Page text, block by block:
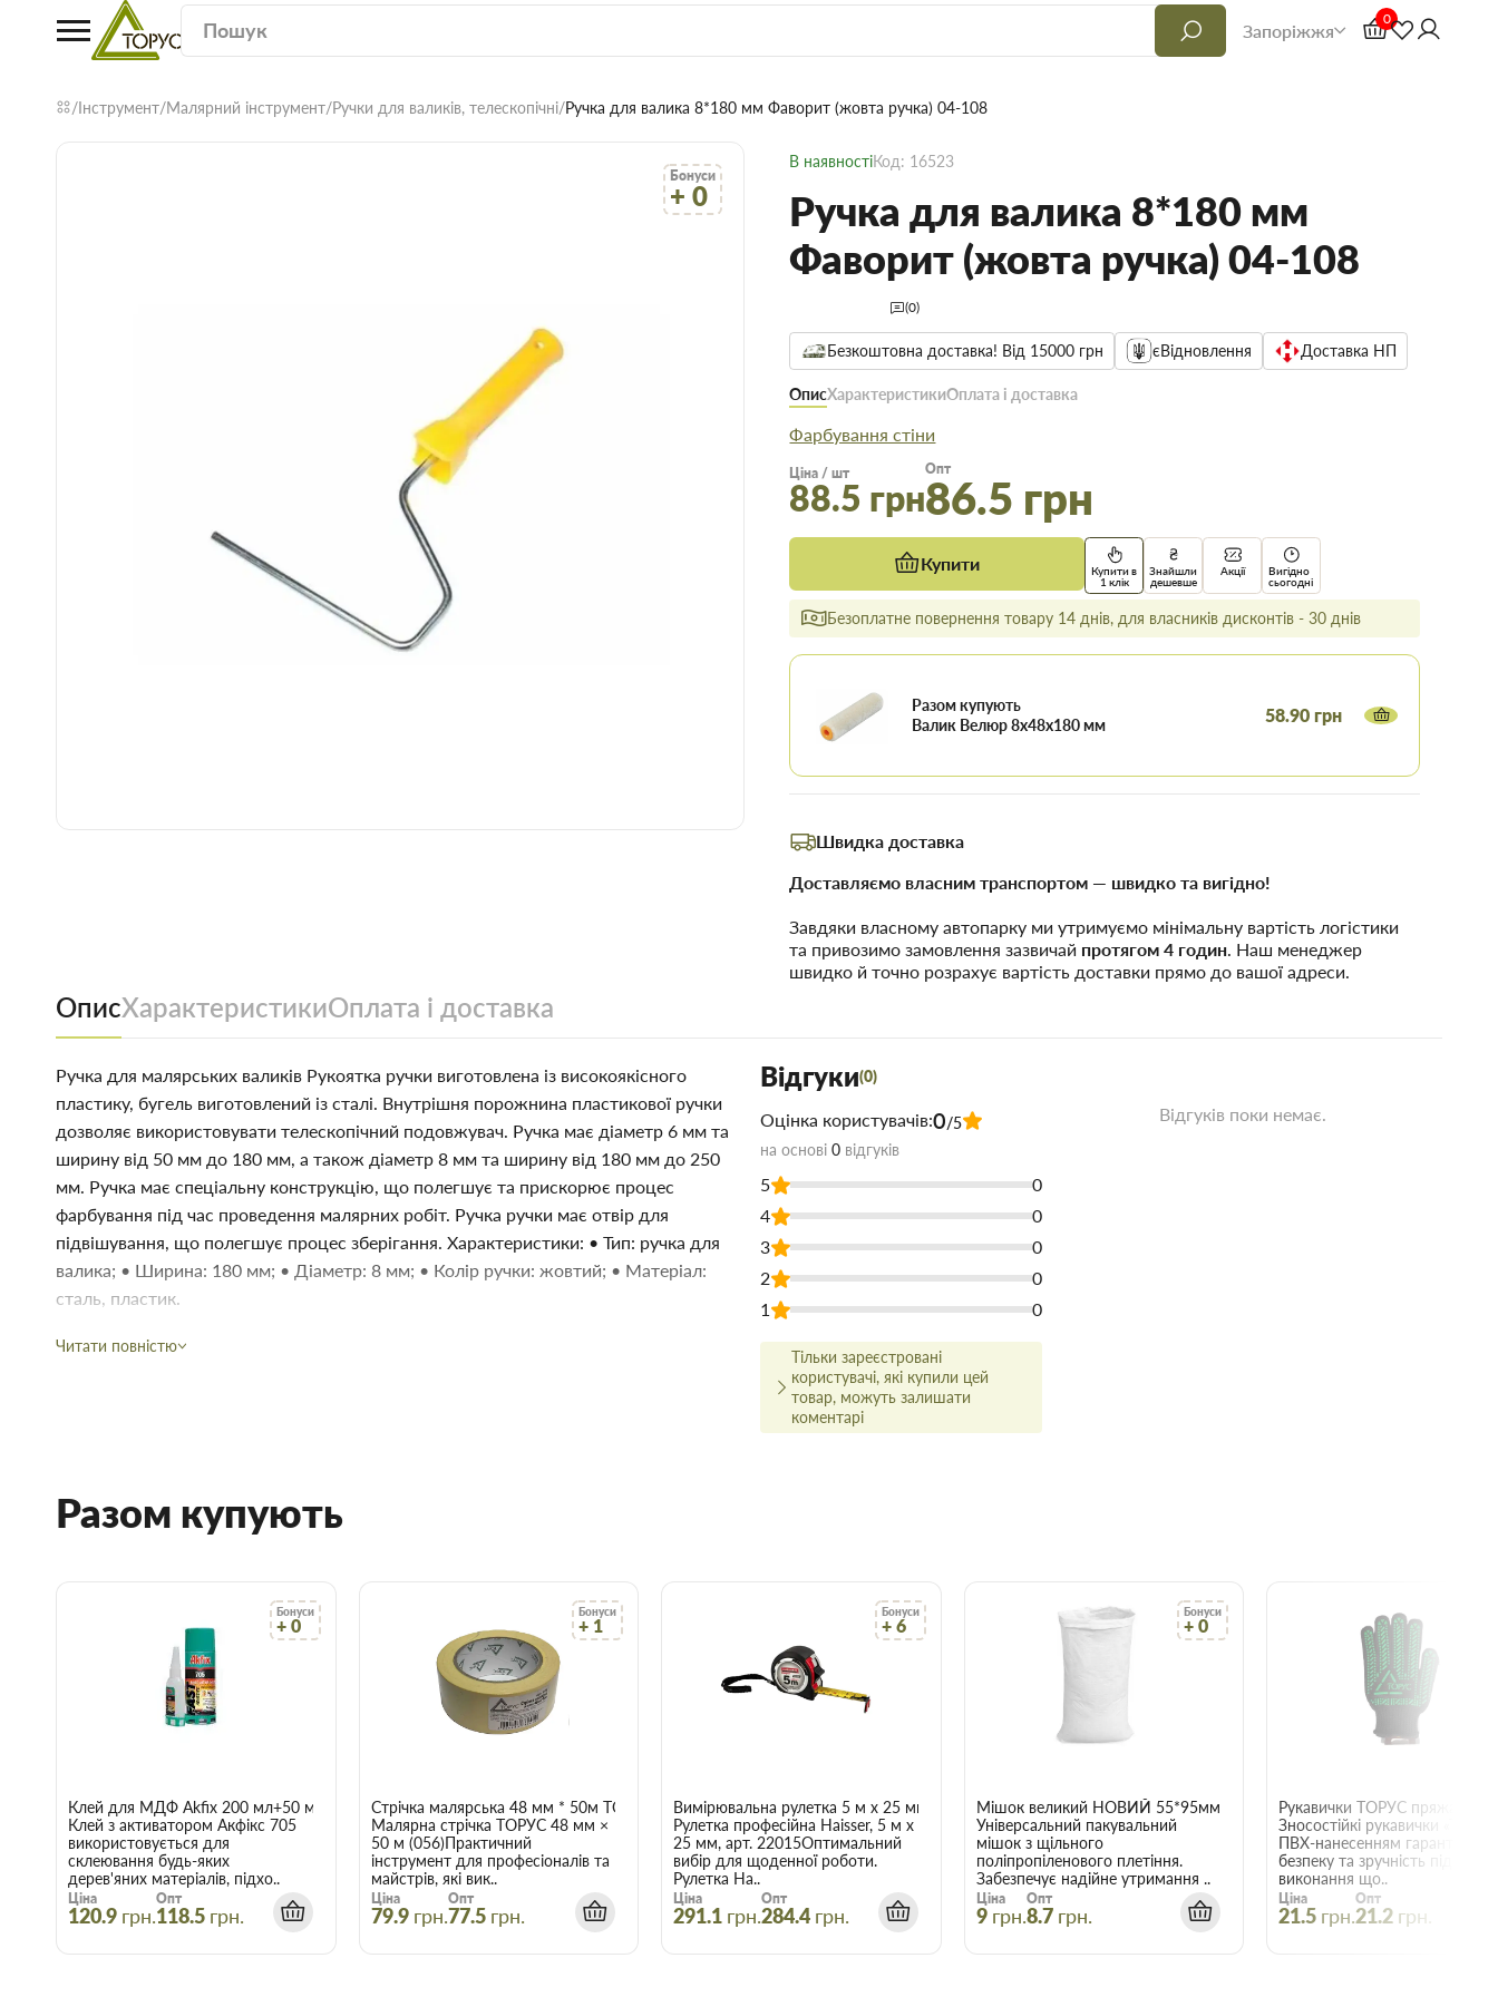
Запоріжжя
0
Інструмент Малярний інструмент Ручки для валиків, телескопічні Ручка для валика 8*180 мм Фаворит (жовта ручка) 04-108
Бонуси
+ 0
В наявностіКод: 16523
Ручка для валика 8*180 мм
Фаворит (жовта ручка) 04-108
(0)
Безкоштовна доставка! Від 15000 грн єВідновлення Доставка НП
ОписХарактеристикиОплата і доставка
Фарбування стіни
Ціна / шт
88.5 грн
Опт
86.5 грн
Купити
Купити в
1 клік
Знайшли
дешевше
Акції
Вигідно
сьогодні
Безоплатне повернення товару 14 днів, для власників дисконтів - 30 днів
Разом купують
Валик Велюр 8х48х180 мм
58.90 грн
Швидка доставка
Доставляємо власним транспортом — швидко та вигідно!
Завдяки власному автопарку ми утримуємо мінімальну вартість логістики
та привозимо замовлення зазвичай протягом 4 годин. Наш менеджер
швидко й точно розрахує вартість доставки прямо до вашої адреси.
ОписХарактеристикиОплата і доставка
Ручка для малярських валиків Рукоятка ручки виготовлена із високоякісного
пластику, бугель виготовлений із сталі. Внутрішня порожнина пластикової ручки
дозволяє використовувати телескопічний подовжувач. Ручка має діаметр 6 мм та
ширину від 50 мм до 180 мм, а також діаметр 8 мм та ширину від 180 мм до 250
мм. Ручка має спеціальну конструкцію, що полегшує та прискорює процес
фарбування під час проведення малярних робіт. Ручка ручки має отвір для
підвішування, що полегшує процес зберігання. Характеристики: • Тип: ручка для
валика; • Ширина: 180 мм; • Діаметр: 8 мм; • Колір ручки: жовтий; • Матеріал:
сталь, пластик.
Купити Ручка для валика 8*180 мм Фаворит (жовта ручка) 04-108 в Запоріжжі недорого для
цього укладаємо договори з безпосередніми виробниками.
Широкий асортимент: В наявності продукція для будівництва та ремонту в найширшому
Вчасна доставка:Доставка будівельних матеріалів та товарів відбувається вчасно і точно
за вказаною адресою.
Гнучкі знижки:Діє гнучка система знижок, варто лише враховувати, що оптова ціна в
нашому інтернет-магазині починає діяти при купівлі двох і більше товарів.
Скористайтеся послугами інтернет-магазину Торус! Це означає зберегти час, гроші та нерви
й отримати з доставкою саме ті товари та послуги, які вам потрібні.
Читати повністю
Відгуки(0)
Оцінка користувачів:0/5
на основі 0 відгуків
5
0
4
0
3
0
2
0
1
0
Тільки зареєстровані
користувачі, які купили цей
товар, можуть залишати
коментарі
Відгуків поки немає.
Разом купують
Бонуси
+ 0
Клей для МДФ Akfix 200 мл+50 мл
Клей з активатором Акфікс 705
використовується для
склеювання будь-яких
дерев'яних матеріалів, підхо..
Ціна
120.9 грн.
Опт
118.5 грн.
Бонуси
+ 1
Стрічка малярська 48 мм * 50м ТОРУС 056
Малярна стрічка ТОРУС 48 мм ×
50 м (056)Практичний
інструмент для професіоналів та
майстрів, які вик..
Ціна
79.9 грн.
Опт
77.5 грн.
Бонуси
+ 6
Вимірювальна рулетка 5 м x 25 мм Haisser 22015
Рулетка професійна Haisser, 5 м x
25 мм, арт. 22015Оптимальний
вибір для щоденної роботи.
Рулетка Ha..
Ціна
291.1 грн.
Опт
284.4 грн.
Бонуси
+ 0
Мішок великий НОВИЙ 55*95мм
Універсальний пакувальний
мішок з щільного
поліпропіленового плетіння.
Забезпечує надійне утримання ..
Ціна
9 грн.
Опт
8.7 грн.
Рукавички ТОРУС пряжа
Зносостійкі рукавички
ПВХ-нанесенням гарантують
безпеку та зручність під час
виконання що..
Ціна
21.5 грн.
Опт
21.2 грн.